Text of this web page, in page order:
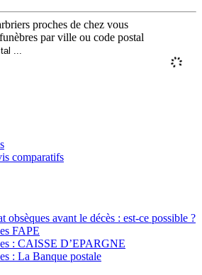
proches de chez vous
par ville ou code postal
comparatifs
obsèques avant le décès : est-ce possible ?
FAPE
: CAISSE D’EPARGNE
: La Banque postale